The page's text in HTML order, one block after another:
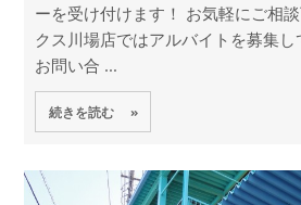
ーを受け付けます！ お気軽にご相
クス川場店ではアルバイトを募集
お問い合 ...
続きを読む »